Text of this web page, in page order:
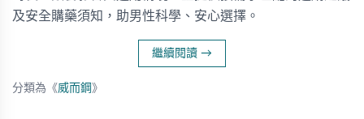
及安全購藥須知，助男性科學、安心選擇。
繼續閱讀 →
分類為《威而鋼 》